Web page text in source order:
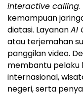
interactive calling
kemampuan
diatasi. LayananAI
atau terjemahan
panggilan video.
membantu pelaku
internasional,
negeri, serta